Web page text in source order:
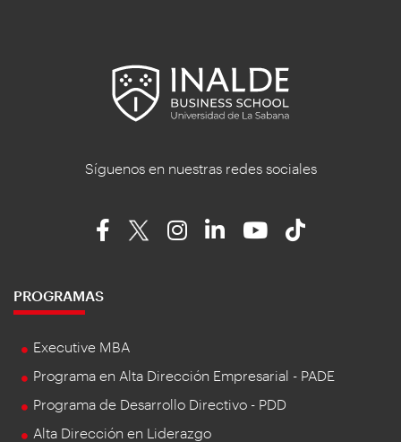
Síguenos en nuestras redes sociales
PROGRAMAS
Executive MBA
Programa en Alta Dirección Empresarial - PADE
Programa de Desarrollo Directivo - PDD
Alta Dirección en Liderazgo